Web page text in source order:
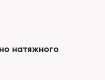
натяжного